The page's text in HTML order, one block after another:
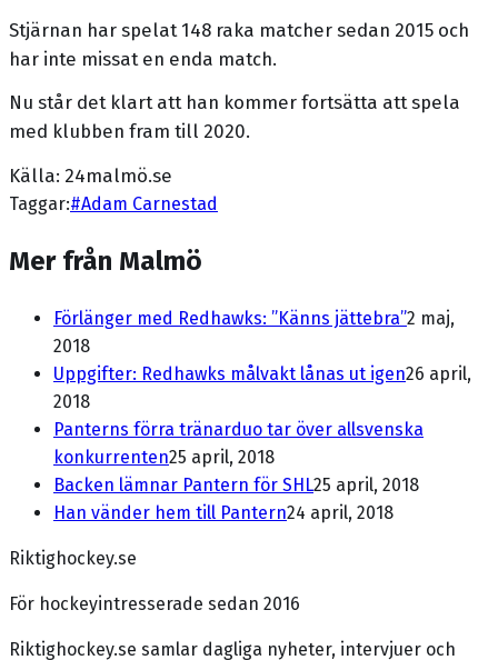
Stjärnan har spelat 148 raka matcher sedan 2015 och
har inte missat en enda match.
Nu står det klart att han kommer fortsätta att spela
med klubben fram till 2020.
Källa: 24malmö.se
Taggar:#Adam Carnestad
Mer från Malmö
Förlänger med Redhawks: ”Känns jättebra”2 maj,
2018
Uppgifter: Redhawks målvakt lånas ut igen26 april,
2018
Panterns förra tränarduo tar över allsvenska
konkurrenten25 april, 2018
Backen lämnar Pantern för SHL25 april, 2018
Han vänder hem till Pantern24 april, 2018
Riktighockey.se
För hockeyintresserade sedan 2016
Riktighockey.se samlar dagliga nyheter, intervjuer och